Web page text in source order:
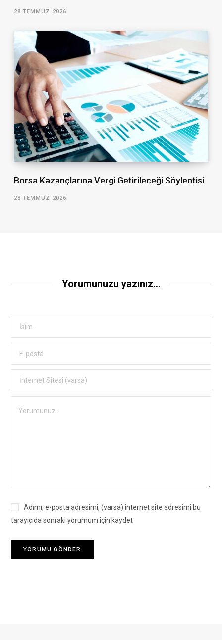
28 TEMMUZ 2026
Borsa Kazançlarına Vergi Getirileceği Söylentisi
28 TEMMUZ 2026
Yorumunuzu yazınız...
Adımı, e-posta adresimi, (varsa) internet site adresimi bu
tarayıcıda sonraki yorumum için kaydet